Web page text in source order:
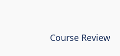
Course Review